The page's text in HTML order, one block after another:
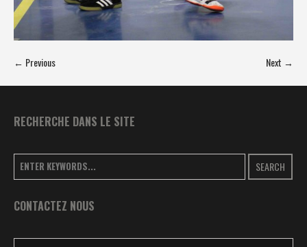
← Previous Next →
RECHERCHE DANS LE SITE
SEARCH
CONTACTEZ NOUS